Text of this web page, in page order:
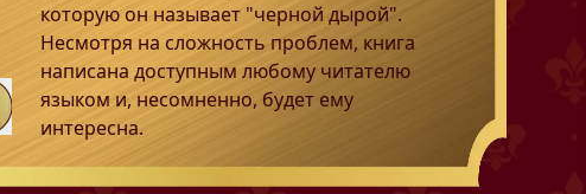
которую он называет "черной дырой".
Несмотря на сложность проблем, книга
написана доступным любому читателю
языком и, несомненно, будет ему
интересна.